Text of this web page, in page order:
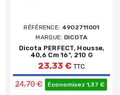
RÉFÉRENCE: 4902711001
MARQUE: DICOTA
Dicota PERFECT, Housse,
40,6 Cm 16", 210 G
23,33 € TTC
Prix de base
24,70 € Économisez 1,37 €